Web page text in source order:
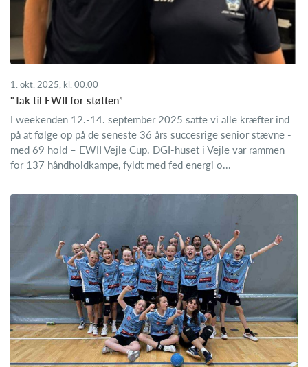
1. okt. 2025, kl. 00.00
"Tak til EWII for støtten”
I weekenden 12.-14. september 2025 satte vi alle kræfter ind
på at følge op på de seneste 36 års succesrige senior stævne -
med 69 hold – EWII Vejle Cup. DGI-huset i Vejle var rammen
for 137 håndholdkampe, fyldt med fed energi o...